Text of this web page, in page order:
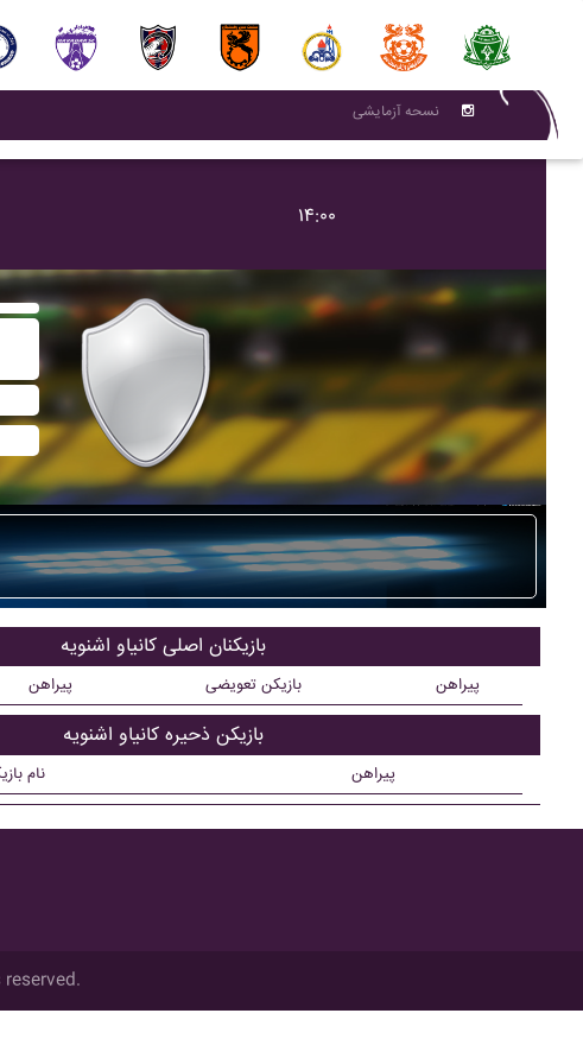
نسحه آزمایشی
۱۴:۰۰
بازیکنان اصلی کانياو اشنويه
پیراهن بازیکن تعویضی پیراهن
بازیکن ذحیره کانياو اشنويه
نام پیراهن